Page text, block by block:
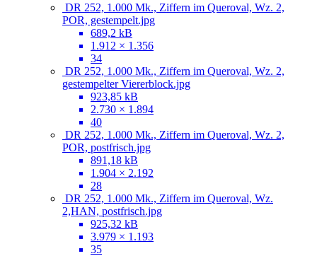
DR 252, 1.000 Mk., Ziffern im Queroval, Wz. 2,
POR, gestempelt.jpg
689,2 kB
1.912 × 1.356
34
DR 252, 1.000 Mk., Ziffern im Queroval, Wz. 2,
gestempelter Viererblock.jpg
923,85 kB
2.730 × 1.894
40
DR 252, 1.000 Mk., Ziffern im Queroval, Wz. 2,
POR, postfrisch.jpg
891,18 kB
1.904 × 2.192
28
DR 252, 1.000 Mk., Ziffern im Queroval, Wz.
2,HAN, postfrisch.jpg
925,32 kB
3.979 × 1.193
35